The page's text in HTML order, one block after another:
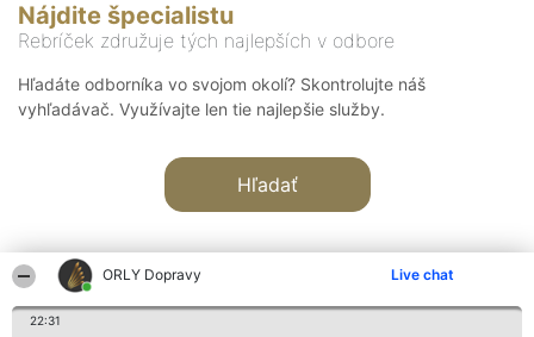
ORLY Dopravy Live chat
22:31
Nájdite špecialistu
Rebríček združuje tých najlepších v odbore
Hľadáte odborníka vo svojom okolí? Skontrolujte náš
vyhľadávač. Využívajte len tie najlepšie služby.
Hľadať